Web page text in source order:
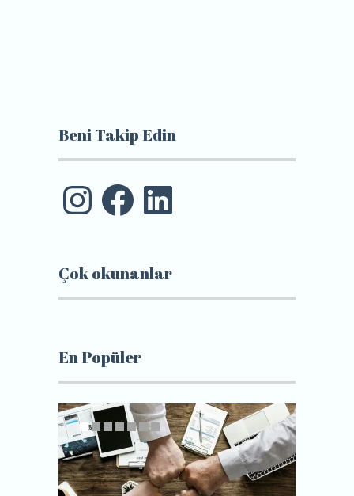
Beni Takip Edin
InstagramFacebookLinkedIn
Çok okunanlar
En Popüler